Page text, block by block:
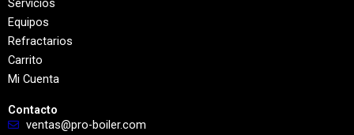
Servicios
Equipos
Refractarios
Carrito
Mi Cuenta
Contacto
ventas@pro-boiler.com